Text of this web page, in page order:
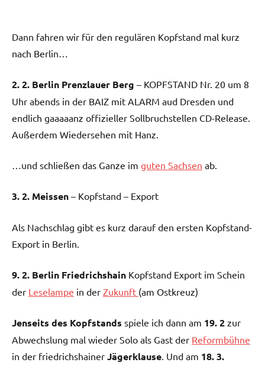
Dann fahren wir für den regulären Kopfstand mal kurz
nach Berlin…
2. 2. Berlin Prenzlauer Berg – KOPFSTAND Nr. 20 um 8
Uhr abends in der BAIZ mit ALARM aud Dresden und
endlich gaaaaanz offizieller Sollbruchstellen CD-Release.
Außerdem Wiedersehen mit Hanz.
…und schließen das Ganze im guten Sachsen ab.
3. 2. Meissen – Kopfstand – Export
Als Nachschlag gibt es kurz darauf den ersten Kopfstand-
Export in Berlin.
9. 2. Berlin Friedrichshain Kopfstand Export im Schein
der Leselampe in der Zukunft (am Ostkreuz)
Jenseits des Kopfstands spiele ich dann am 19. 2 zur
Abwechslung mal wieder Solo als Gast der Reformbühne
in der friedrichshainer Jägerklause. Und am 18. 3.